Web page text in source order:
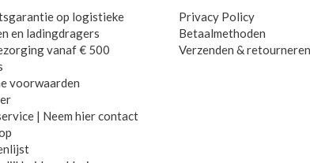
op logistieke
en ladingdragers
vanaf € 500
voorwaarden
| Neem hier contact
Privacy Policy
Betaalmethoden
Verzenden & retourneren